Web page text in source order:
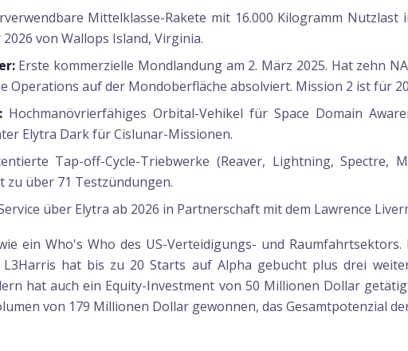
Mittelklasse-Rakete mit 16.000 Kilogramm
von Wallops Island, Virginia.
Erste kommerzielle Mondlandung am 2. März 2025. Hat zehn
Operations auf der Mondoberfläche absolviert. Mission 2 ist für
Hochmanövrierfähiges Orbital-Vehikel für Space Domain
Elytra Dark für Cislunar-Missionen.
Tap-off-Cycle-Triebwerke (Reaver, Lightning,
zu über 71 Testzündungen.
über Elytra ab 2026 in Partnerschaft mit dem Lawrence
ein Who's Who des US-Verteidigungs- und
hat bis zu 20 Starts auf Alpha gebucht plus drei
hat auch ein Equity-Investment von 50 Millionen Dollar
von 179 Millionen Dollar gewonnen, das Gesamtpotenzial